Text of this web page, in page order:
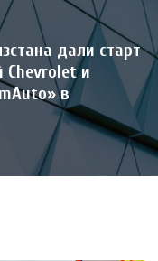
дали старт
Chevrolet и
в